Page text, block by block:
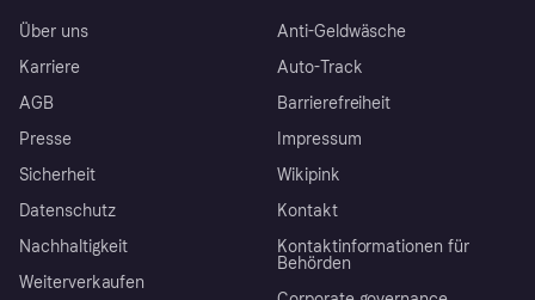
Über uns
Karriere
AGB
Presse
Sicherheit
Datenschutz
Nachhaltigkeit
Weiterverkaufen
Anti-Geldwäsche
Auto-Track
Barrierefreiheit
Impressum
Wikipink
Kontakt
Kontaktinformationen für
Behörden